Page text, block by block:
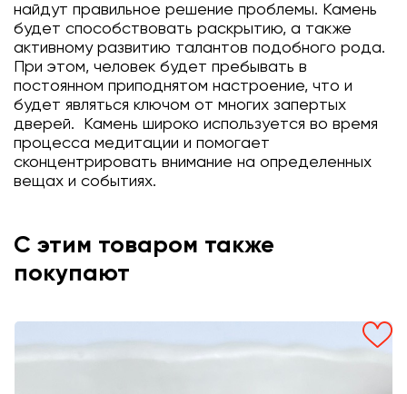
найдут правильное решение проблемы. Камень
будет способствовать раскрытию, а также
активному развитию талантов подобного рода.
При этом, человек будет пребывать в
постоянном приподнятом настроение, что и
будет являться ключом от многих запертых
дверей. Камень широко используется во время
процесса медитации и помогает
сконцентрировать внимание на определенных
вещах и событиях.
С этим товаром также
покупают